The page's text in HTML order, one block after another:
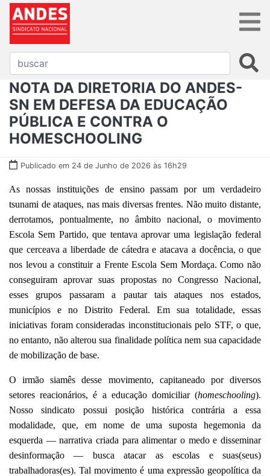
NOTA DA DIRETORIA DO ANDES-
SN EM DEFESA DA EDUCAÇÃO
PÚBLICA E CONTRA O
HOMESCHOOLING
Publicado em 24 de Junho de 2026 às 16h29
As nossas instituições de ensino passam por um verdadeiro
tsunami de ataques, nas mais diversas frentes. Não muito distante,
derrotamos, pontualmente, no âmbito nacional, o movimento
Escola Sem Partido, que tentava aprovar uma legislação federal
que cerceava a liberdade de cátedra e atacava a docência, o que
nos levou a constituir a Frente Escola Sem Mordaça. Como não
conseguiram aprovar suas propostas no Congresso Nacional,
esses grupos passaram a pautar tais ataques nos estados,
municípios e no Distrito Federal. Em sua totalidade, essas
iniciativas foram consideradas inconstitucionais pelo STF, o que,
no entanto, não alterou sua finalidade política nem sua capacidade
de mobilização de base.
O irmão siamês desse movimento, capitaneado por diversos
setores reacionários, é a educação domiciliar (homeschooling).
Nosso sindicato possui posição histórica contrária a essa
modalidade, que, em nome de uma suposta hegemonia da
esquerda — narrativa criada para alimentar o medo e disseminar
desinformação — busca atacar as escolas e suas(seus)
trabalhadoras(es). Tal movimento é uma expressão geopolítica da